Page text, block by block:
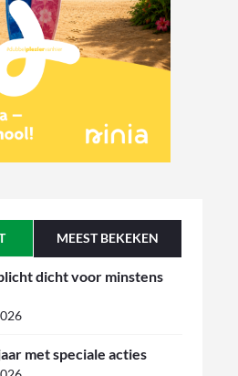
MEEST BEKEKEN
dicht voor minstens
met speciale acties